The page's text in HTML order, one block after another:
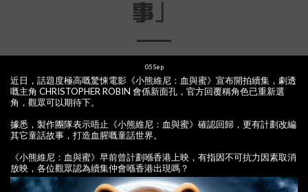
事」
05Sep
近日，話題度極高嘅驚悚電影《小熊維尼：血與蜜》宣布開拍續集，劇透
嘅主角 CHRISTOPHER ROBIN 會係新面孔，官方回覆稱角色已重新選
角，觀眾可以期待下。
據悉，製作團隊表示唔止《小熊維尼：血與蜜》確認回歸，更有計劃改編
其它童話故事，打造血腥嘅童話世界。
《小熊維尼：血與蜜》早前曾計劃喺香港上映，有指因不可抗力因素取消
放映，各位觀眾認為續集仲會喺香港出現嗎？